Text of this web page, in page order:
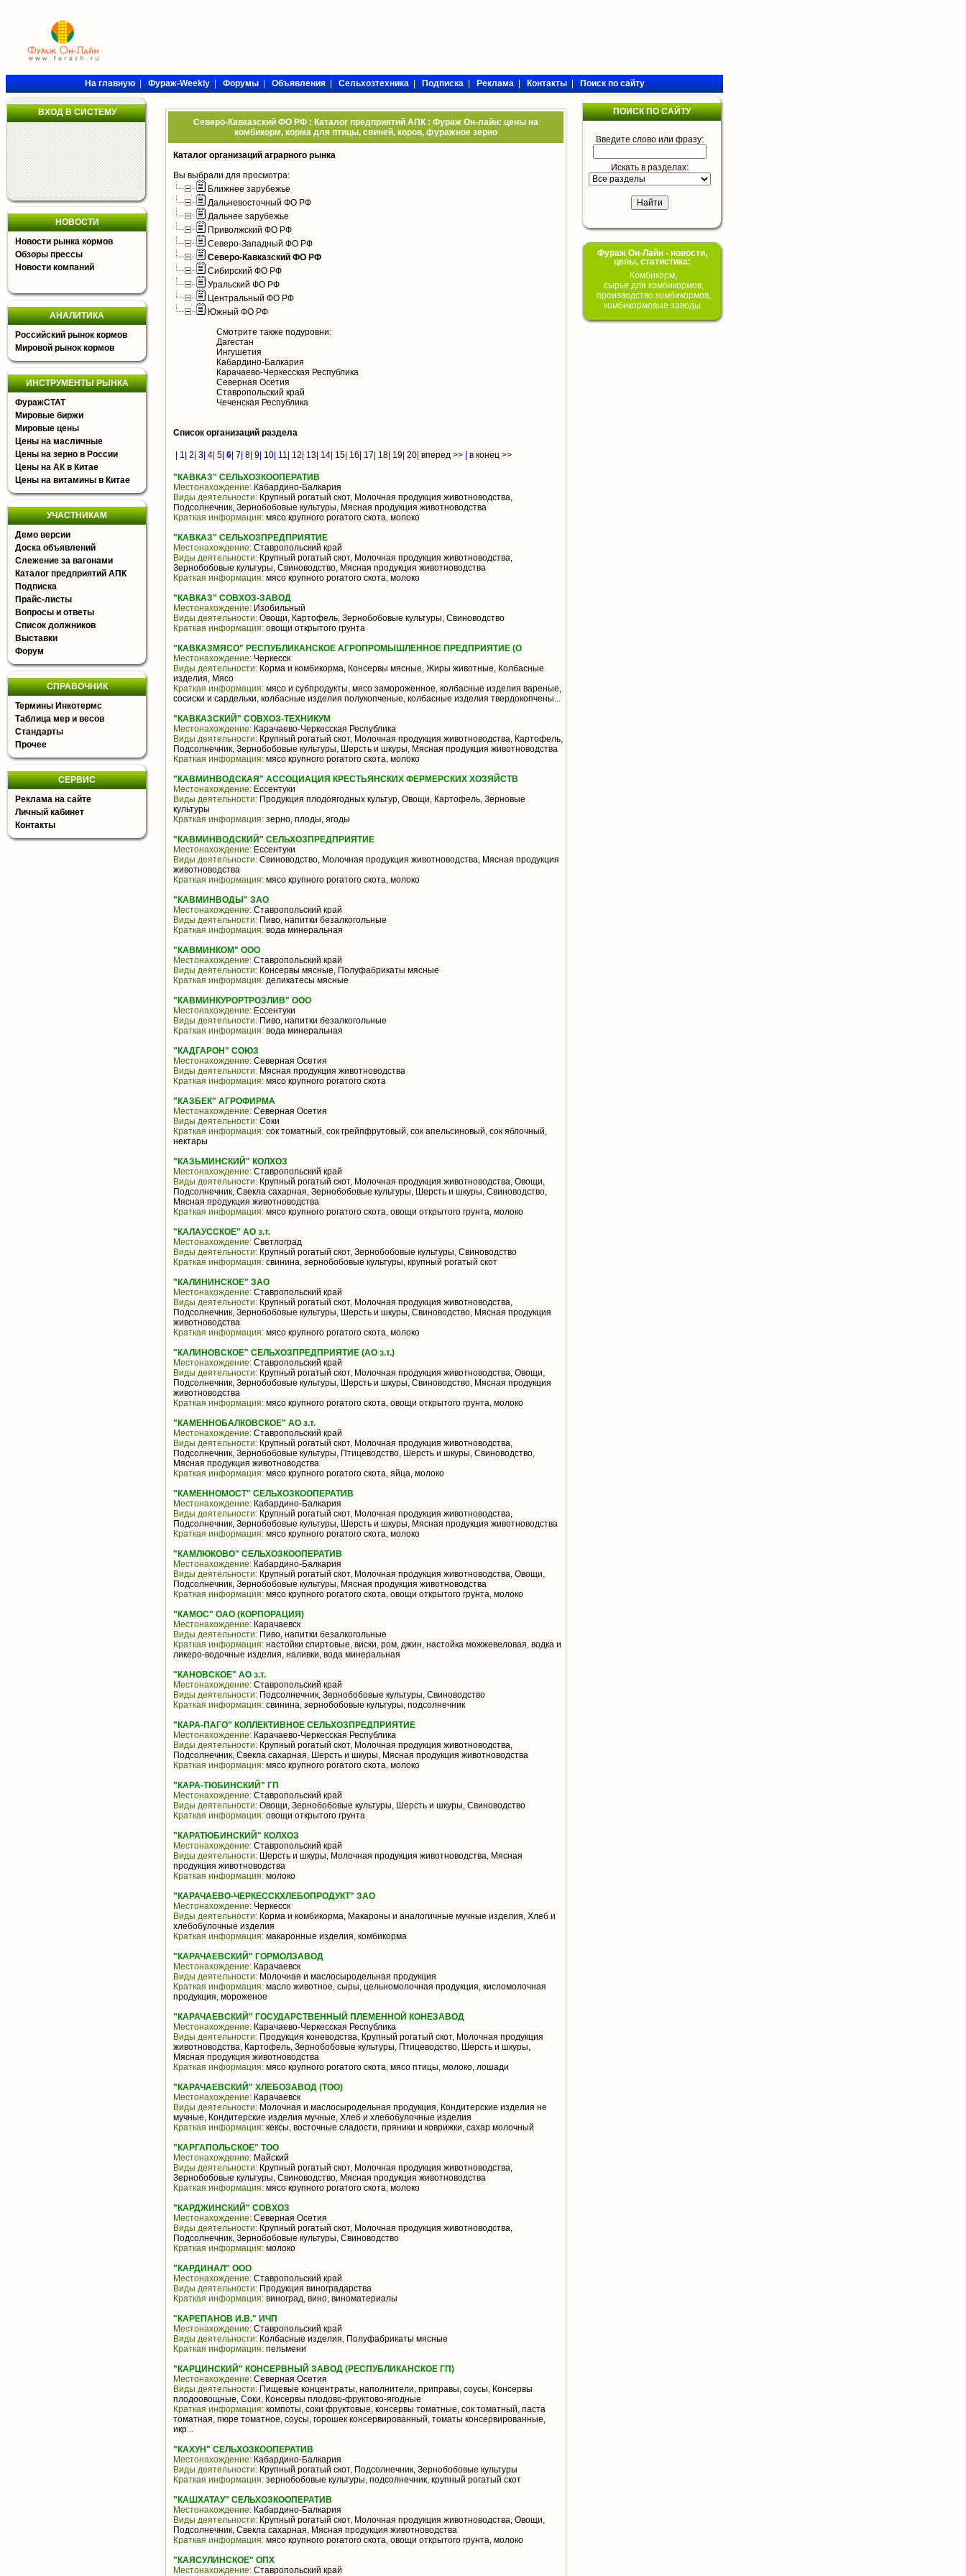
На главную|Фураж-Weekly|Форумы|Объявления|Сельхозтехника|Подписка|Реклама|Контакты|Поиск по сайту
ВХОД В СИСТЕМУ
НОВОСТИ
Новости рынка кормов
Обзоры прессы
Новости компаний
АНАЛИТИКА
Российский рынок кормов
Мировой рынок кормов
ИНСТРУМЕНТЫ РЫНКА
ФуражСТАТ
Мировые биржи
Мировые цены
Цены на масличные
Цены на зерно в России
Цены на АК в Китае
Цены на витамины в Китае
УЧАСТНИКАМ
Демо версии
Доска объявлений
Слежение за вагонами
Каталог предприятий АПК
Подписка
Прайс-листы
Вопросы и ответы
Список должников
Выставки
Форум
СПРАВОЧНИК
Термины Инкотермс
Таблица мер и весов
Стандарты
Прочее
СЕРВИС
Реклама на сайте
Личный кабинет
Контакты
Северо-Кавказский ФО РФ : Каталог предприятий АПК : Фураж Он-лайн: цены на
комбикорм, корма для птицы, свиней, коров, фуражное зерно
Каталог организаций аграрного рынка
Вы выбрали для просмотра:
Ближнее зарубежье
Дальневосточный ФО РФ
Дальнее зарубежье
Приволжский ФО РФ
Северо-Западный ФО РФ
Северо-Кавказский ФО РФ
Сибирский ФО РФ
Уральский ФО РФ
Центральный ФО РФ
Южный ФО РФ
Смотрите также подуровни:
Дагестан
Ингушетия
Кабардино-Балкария
Карачаево-Черкесская Республика
Северная Осетия
Ставропольский край
Чеченская Республика
Список организаций раздела
1 2 3 4 5 6 7 8 9 10 11 12 13 14 15 16 17 18 19 20 вперед >> в конец >>
"КАВКАЗ" СЕЛЬХОЗКООПЕРАТИВ
Местонахождение: Кабардино-Балкария
Виды деятельности: Крупный рогатый скот, Молочная продукция животноводства,
Подсолнечник, Зернобобовые культуры, Мясная продукция животноводства
Краткая информация: мясо крупного рогатого скота, молоко
"КАВКАЗ" СЕЛЬХОЗПРЕДПРИЯТИЕ
Местонахождение: Ставропольский край
Виды деятельности: Крупный рогатый скот, Молочная продукция животноводства,
Зернобобовые культуры, Свиноводство, Мясная продукция животноводства
Краткая информация: мясо крупного рогатого скота, молоко
"КАВКАЗ" СОВХОЗ-ЗАВОД
Местонахождение: Изобильный
Виды деятельности: Овощи, Картофель, Зернобобовые культуры, Свиноводство
Краткая информация: овощи открытого грунта
"КАВКАЗМЯСО" РЕСПУБЛИКАНСКОЕ АГРОПРОМЫШЛЕННОЕ ПРЕДПРИЯТИЕ (О
Местонахождение: Черкесск
Виды деятельности: Корма и комбикорма, Консервы мясные, Жиры животные, Колбасные
изделия, Мясо
Краткая информация: мясо и субпродукты, мясо замороженное, колбасные изделия вареные,
сосиски и сардельки, колбасные изделия полукопченые, колбасные изделия твердокопчены...
"КАВКАЗСКИЙ" СОВХОЗ-ТЕХНИКУМ
Местонахождение: Карачаево-Черкесская Республика
Виды деятельности: Крупный рогатый скот, Молочная продукция животноводства, Картофель,
Подсолнечник, Зернобобовые культуры, Шерсть и шкуры, Мясная продукция животноводства
Краткая информация: мясо крупного рогатого скота, молоко
"КАВМИНВОДСКАЯ" АССОЦИАЦИЯ КРЕСТЬЯНСКИХ ФЕРМЕРСКИХ ХОЗЯЙСТВ
Местонахождение: Ессентуки
Виды деятельности: Продукция плодоягодных культур, Овощи, Картофель, Зерновые
культуры
Краткая информация: зерно, плоды, ягоды
"КАВМИНВОДСКИЙ" СЕЛЬХОЗПРЕДПРИЯТИЕ
Местонахождение: Ессентуки
Виды деятельности: Свиноводство, Молочная продукция животноводства, Мясная продукция
животноводства
Краткая информация: мясо крупного рогатого скота, молоко
"КАВМИНВОДЫ" ЗАО
Местонахождение: Ставропольский край
Виды деятельности: Пиво, напитки безалкогольные
Краткая информация: вода минеральная
"КАВМИНКОМ" ООО
Местонахождение: Ставропольский край
Виды деятельности: Консервы мясные, Полуфабрикаты мясные
Краткая информация: деликатесы мясные
"КАВМИНКУРОРТРОЗЛИВ" ООО
Местонахождение: Ессентуки
Виды деятельности: Пиво, напитки безалкогольные
Краткая информация: вода минеральная
"КАДГАРОН" СОЮЗ
Местонахождение: Северная Осетия
Виды деятельности: Мясная продукция животноводства
Краткая информация: мясо крупного рогатого скота
"КАЗБЕК" АГРОФИРМА
Местонахождение: Северная Осетия
Виды деятельности: Соки
Краткая информация: сок томатный, сок грейпфрутовый, сок апельсиновый, сок яблочный,
нектары
"КАЗЬМИНСКИЙ" КОЛХОЗ
Местонахождение: Ставропольский край
Виды деятельности: Крупный рогатый скот, Молочная продукция животноводства, Овощи,
Подсолнечник, Свекла сахарная, Зернобобовые культуры, Шерсть и шкуры, Свиноводство,
Мясная продукция животноводства
Краткая информация: мясо крупного рогатого скота, овощи открытого грунта, молоко
"КАЛАУССКОЕ" АО з.т.
Местонахождение: Светлоград
Виды деятельности: Крупный рогатый скот, Зернобобовые культуры, Свиноводство
Краткая информация: свинина, зернобобовые культуры, крупный рогатый скот
"КАЛИНИНСКОЕ" ЗАО
Местонахождение: Ставропольский край
Виды деятельности: Крупный рогатый скот, Молочная продукция животноводства,
Подсолнечник, Зернобобовые культуры, Шерсть и шкуры, Свиноводство, Мясная продукция
животноводства
Краткая информация: мясо крупного рогатого скота, молоко
"КАЛИНОВСКОЕ" СЕЛЬХОЗПРЕДПРИЯТИЕ (АО з.т.)
Местонахождение: Ставропольский край
Виды деятельности: Крупный рогатый скот, Молочная продукция животноводства, Овощи,
Подсолнечник, Зернобобовые культуры, Шерсть и шкуры, Свиноводство, Мясная продукция
животноводства
Краткая информация: мясо крупного рогатого скота, овощи открытого грунта, молоко
"КАМЕННОБАЛКОВСКОЕ" АО з.т.
Местонахождение: Ставропольский край
Виды деятельности: Крупный рогатый скот, Молочная продукция животноводства,
Подсолнечник, Зернобобовые культуры, Птицеводство, Шерсть и шкуры, Свиноводство,
Мясная продукция животноводства
Краткая информация: мясо крупного рогатого скота, яйца, молоко
"КАМЕННОМОСТ" СЕЛЬХОЗКООПЕРАТИВ
Местонахождение: Кабардино-Балкария
Виды деятельности: Крупный рогатый скот, Молочная продукция животноводства,
Подсолнечник, Зернобобовые культуры, Шерсть и шкуры, Мясная продукция животноводства
Краткая информация: мясо крупного рогатого скота, молоко
"КАМЛЮКОВО" СЕЛЬХОЗКООПЕРАТИВ
Местонахождение: Кабардино-Балкария
Виды деятельности: Крупный рогатый скот, Молочная продукция животноводства, Овощи,
Подсолнечник, Зернобобовые культуры, Мясная продукция животноводства
Краткая информация: мясо крупного рогатого скота, овощи открытого грунта, молоко
"КАМОС" ОАО (КОРПОРАЦИЯ)
Местонахождение: Карачаевск
Виды деятельности: Пиво, напитки безалкогольные
Краткая информация: настойки спиртовые, виски, ром, джин, настойка можжевеловая, водка и
ликеро-водочные изделия, наливки, вода минеральная
"КАНОВСКОЕ" АО з.т.
Местонахождение: Ставропольский край
Виды деятельности: Подсолнечник, Зернобобовые культуры, Свиноводство
Краткая информация: свинина, зернобобовые культуры, подсолнечник
"КАРА-ПАГО" КОЛЛЕКТИВНОЕ СЕЛЬХОЗПРЕДПРИЯТИЕ
Местонахождение: Карачаево-Черкесская Республика
Виды деятельности: Крупный рогатый скот, Молочная продукция животноводства,
Подсолнечник, Свекла сахарная, Шерсть и шкуры, Мясная продукция животноводства
Краткая информация: мясо крупного рогатого скота, молоко
"КАРА-ТЮБИНСКИЙ" ГП
Местонахождение: Ставропольский край
Виды деятельности: Овощи, Зернобобовые культуры, Шерсть и шкуры, Свиноводство
Краткая информация: овощи открытого грунта
"КАРАТЮБИНСКИЙ" КОЛХОЗ
Местонахождение: Ставропольский край
Виды деятельности: Шерсть и шкуры, Молочная продукция животноводства, Мясная
продукция животноводства
Краткая информация: молоко
"КАРАЧАЕВО-ЧЕРКЕССКХЛЕБОПРОДУКТ" ЗАО
Местонахождение: Черкесск
Виды деятельности: Корма и комбикорма, Макароны и аналогичные мучные изделия, Хлеб и
хлебобулочные изделия
Краткая информация: макаронные изделия, комбикорма
"КАРАЧАЕВСКИЙ" ГОРМОЛЗАВОД
Местонахождение: Карачаевск
Виды деятельности: Молочная и маслосыродельная продукция
Краткая информация: масло животное, сыры, цельномолочная продукция, кисломолочная
продукция, мороженое
"КАРАЧАЕВСКИЙ" ГОСУДАРСТВЕННЫЙ ПЛЕМЕННОЙ КОНЕЗАВОД
Местонахождение: Карачаево-Черкесская Республика
Виды деятельности: Продукция коневодства, Крупный рогатый скот, Молочная продукция
животноводства, Картофель, Зернобобовые культуры, Птицеводство, Шерсть и шкуры,
Мясная продукция животноводства
Краткая информация: мясо крупного рогатого скота, мясо птицы, молоко, лошади
"КАРАЧАЕВСКИЙ" ХЛЕБОЗАВОД (ТОО)
Местонахождение: Карачаевск
Виды деятельности: Молочная и маслосыродельная продукция, Кондитерские изделия не
мучные, Кондитерские изделия мучные, Хлеб и хлебобулочные изделия
Краткая информация: кексы, восточные сладости, пряники и коврижки, сахар молочный
"КАРГАПОЛЬСКОЕ" ТОО
Местонахождение: Майский
Виды деятельности: Крупный рогатый скот, Молочная продукция животноводства,
Зернобобовые культуры, Свиноводство, Мясная продукция животноводства
Краткая информация: мясо крупного рогатого скота, молоко
"КАРДЖИНСКИЙ" СОВХОЗ
Местонахождение: Северная Осетия
Виды деятельности: Крупный рогатый скот, Молочная продукция животноводства,
Подсолнечник, Зернобобовые культуры, Свиноводство
Краткая информация: молоко
"КАРДИНАЛ" ООО
Местонахождение: Ставропольский край
Виды деятельности: Продукция виноградарства
Краткая информация: виноград, вино, виноматериалы
"КАРЕПАНОВ И.В." ИЧП
Местонахождение: Ставропольский край
Виды деятельности: Колбасные изделия, Полуфабрикаты мясные
Краткая информация: пельмени
"КАРЦИНСКИЙ" КОНСЕРВНЫЙ ЗАВОД (РЕСПУБЛИКАНСКОЕ ГП)
Местонахождение: Северная Осетия
Виды деятельности: Пищевые концентраты, наполнители, приправы, соусы, Консервы
плодоовощные, Соки, Консервы плодово-фруктово-ягодные
Краткая информация: компоты, соки фруктовые, консервы томатные, сок томатный, паста
томатная, пюре томатное, соусы, горошек консервированный, томаты консервированные,
икр...
"КАХУН" СЕЛЬХОЗКООПЕРАТИВ
Местонахождение: Кабардино-Балкария
Виды деятельности: Крупный рогатый скот, Подсолнечник, Зернобобовые культуры
Краткая информация: зернобобовые культуры, подсолнечник, крупный рогатый скот
"КАШХАТАУ" СЕЛЬХОЗКООПЕРАТИВ
Местонахождение: Кабардино-Балкария
Виды деятельности: Крупный рогатый скот, Молочная продукция животноводства, Овощи,
Подсолнечник, Свекла сахарная, Мясная продукция животноводства
Краткая информация: мясо крупного рогатого скота, овощи открытого грунта, молоко
"КАЯСУЛИНСКОЕ" ОПХ
Местонахождение: Ставропольский край
ПОИСК ПО САЙТУ
Введите слово или фразу:
Искать в разделах:
Фураж Он-Лайн - новости,
цены, статистика:
Комбикорм,
сырье для комбикормов,
производство комбикормов,
комбикормовые заводы.